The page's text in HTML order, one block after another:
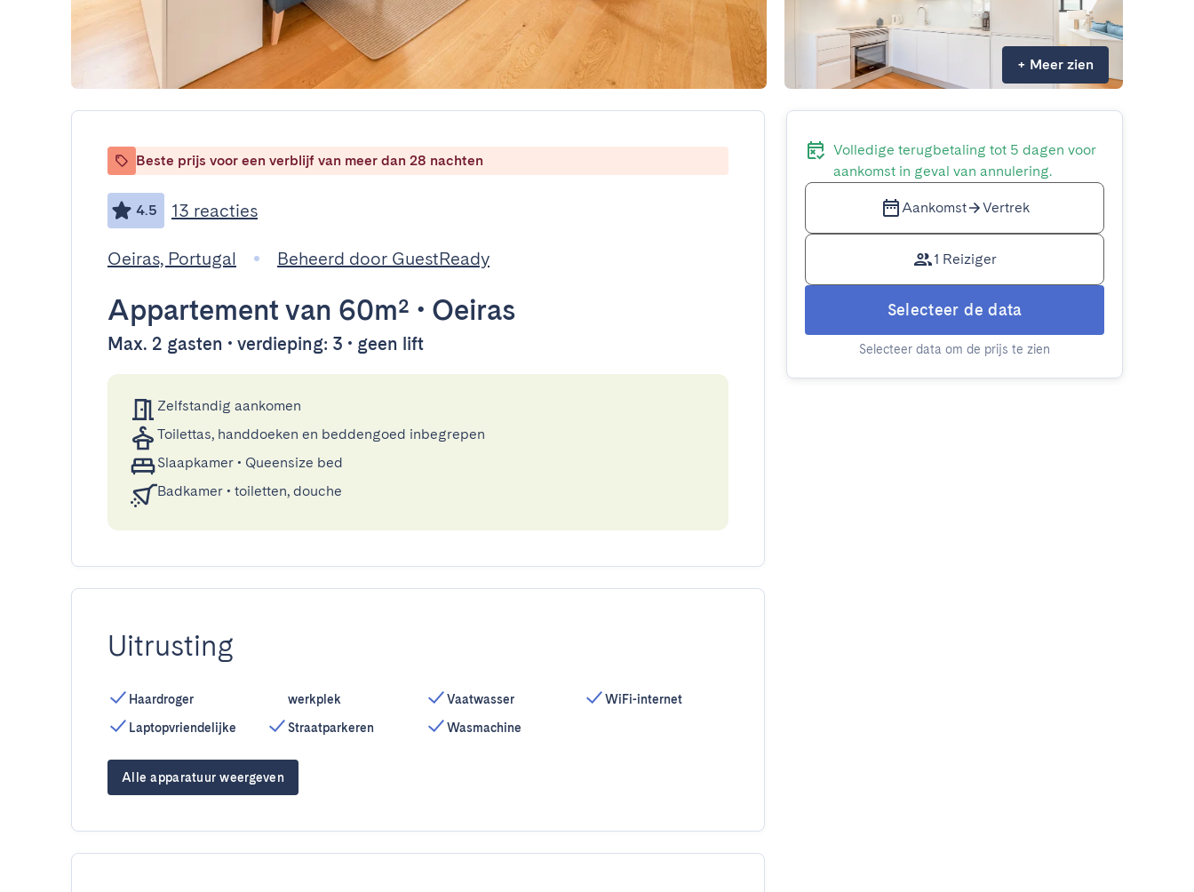
+ Meer zien
Beste prijs voor een verblijf van meer dan 28 nachten
4.5 13 reacties
Oeiras, Portugal Beheerd door GuestReady
Appartement van 60m² • Oeiras
Max. 2 gasten • verdieping: 3 • geen lift
Zelfstandig aankomen
Toilettas, handdoeken en beddengoed inbegrepen
Slaapkamer • Queensize bed
Badkamer • toiletten, douche
Uitrusting
Haardroger
Laptopvriendelijke
werkplek
Straatparkeren
Vaatwasser
Wasmachine
WiFi-internet
Alle apparatuur weergeven
Volledige terugbetaling tot 5 dagen voor
aankomst in geval van annulering.
Aankomst Vertrek
1 Reiziger
Selecteer de data
Selecteer data om de prijs te zien